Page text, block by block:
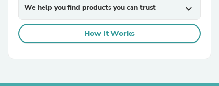
We help you find products you can trust expand_more
How It Works